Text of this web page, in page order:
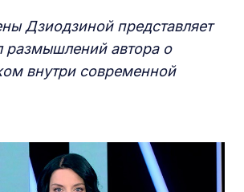
Дзиодзиной представляет
размышлений автора о
внутри современной